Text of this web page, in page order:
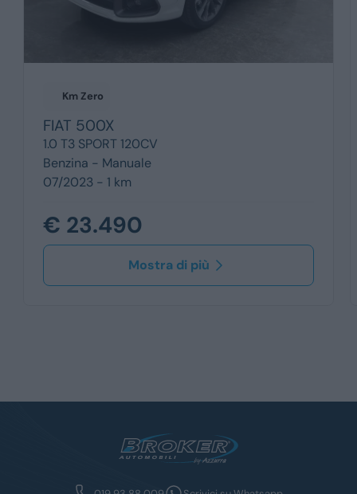
Km Zero
FIAT 500X
1.0 T3 SPORT 120CV
Benzina - Manuale
07/2023 - 1 km
€ 23.490
Mostra di più